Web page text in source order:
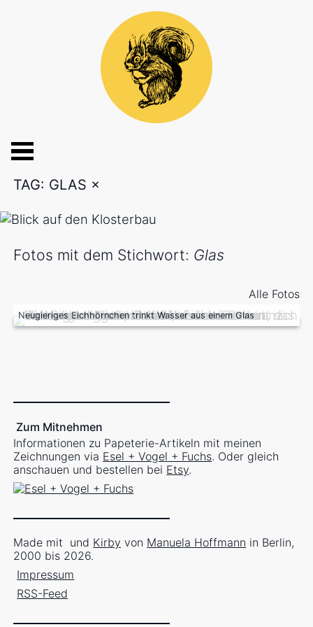
TAG: GLAS ×
Fotos mit dem Stichwort: Glas
Alle Fotos
Neugieriges Eichhörnchen trinkt Wasser aus einem Glas
Zum Mitnehmen
Informationen zu Papeterie-Artikeln mit meinen
Zeichnungen via Esel + Vogel + Fuchs. Oder gleich
anschauen und bestellen bei Etsy.
Made mit und Kirby von Manuela Hoffmann in Berlin,
2000 bis 2026.
Impressum
RSS-Feed